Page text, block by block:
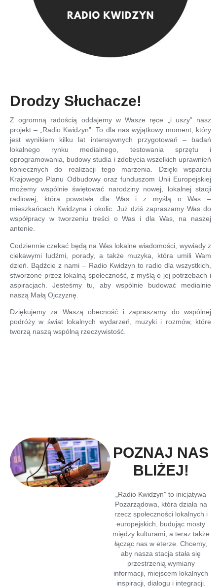
Drodzy Słuchacze!
Z ogromną radością oddajemy w Wasze ręce „i uszy” nasz
projekt – „Radio Kwidzyn”. To dla nas wyjątkowy moment, który
jest wynikiem kilku lat intensywnych przygotowań – badań
lokalnego rynku medialnego, testowania sprzętu i
oprogramowania, budowy studia i zdobycia wszelkich uprawnień
koniecznych do realizacji tego marzenia. Dzięki wsparciu
Krajowego Planu Odbudowy oraz funduszom Unii Europejskiej
możemy wspólnie świętować narodziny nowej, lokalnej stacji
radiowej, która powstała dla Was i z myślą o Was –
mieszkańcach Kwidzyna i okolic. Już dziś zapraszamy Was do
współpracy w tworzeniu treści o Was i dla Was, na naszej
antenie.
Codziennie czekać będą na Was lokalne wiadomości, wywiady z
ciekawymi ludźmi, porady, a także muzyka, która umili Wam
dzień. Bądźcie z nami – Radio Kwidzyn to radio dla wszystkich,
stworzone przez lokalną społeczność, z myślą o jej potrzebach i
aspiracjach. Jesteśmy tu, aby wspólnie budować medialnie
naszą Małą Ojczyznę.
Dziękujemy za Waszą obecność i zapraszamy do wspólnej
podróży w świat lokalnych wydarzeń, muzyki i rozmów, które
tworzą naszą wspólną rzeczywistość.
POZNAJ NAS
BLIŻEJ!
„Radio Kwidzyn” to inicjatywa
Pozarządowa, która działa na
rzecz społeczności lokalnych i
europejskich, budując mosty
między kulturami, a teraz także
łącząc nas w eterze. Chcemy,
aby nasza stacja stała się
przestrzenią wymiany
informacji, miejscem lokalnych
inspiracji, dialogu i integracji.